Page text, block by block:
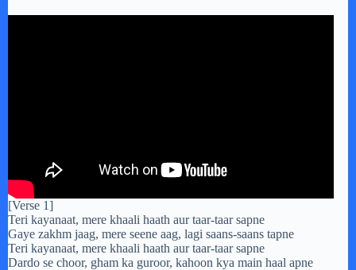
[Verse 1]
Teri kayanaat, mere khaali haath aur taar-taar sapne
Gaye zakhm jaag, mere seene aag, lagi saans-saans tapne
Teri kayanaat, mere khaali haath aur taar-taar sapne
Dardo se choor, gham ka guroor, kahoon kya main haal apne